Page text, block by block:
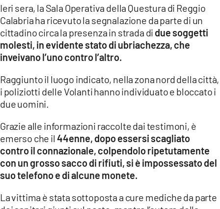
LACTV.IT
LACONAIR.IT
LACITYMAG.IT
COSENZACHANNEL.IT
ILVIBONESE.IT
CATANZAROCHANNEL.IT
LACAPITALENEWS.IT
App
ANDROID
Ieri sera, la Sala Operativa della Questura di Reggio
Calabria ha ricevuto la segnalazione da parte di un
cittadino circa la presenza in strada di due soggetti
molesti, in evidente stato di ubriachezza, che
inveivano l’uno contro l’altro.
Raggiunto il luogo indicato, nella zona nord della città,
i poliziotti delle Volanti hanno individuato e bloccato i
due uomini.
Grazie alle informazioni raccolte dai testimoni, è
emerso che il 44enne, dopo essersi scagliato
contro il connazionale, colpendolo ripetutamente
con un grosso sacco di rifiuti, si è impossessato del
suo telefono e di alcune monete.
La vittima è stata sottoposta a cure mediche da parte